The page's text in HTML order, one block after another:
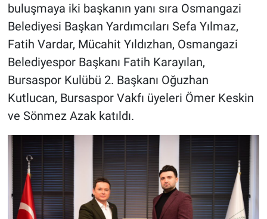
buluşmaya iki başkanın yanı sıra Osmangazi
Belediyesi Başkan Yardımcıları Sefa Yılmaz,
Fatih Vardar, Mücahit Yıldızhan, Osmangazi
Belediyespor Başkanı Fatih Karayılan,
Bursaspor Kulübü 2. Başkanı Oğuzhan
Kutlucan, Bursaspor Vakfı üyeleri Ömer Keskin
ve Sönmez Azak katıldı.